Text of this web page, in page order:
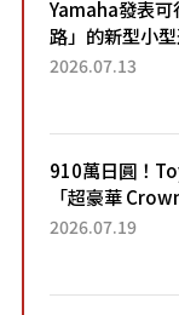
Yamaha發表
路」的新型小
能享受超強勁「
2026.07.13
910萬日圓！
「超豪華
採用由「匠人技
2026.07.19